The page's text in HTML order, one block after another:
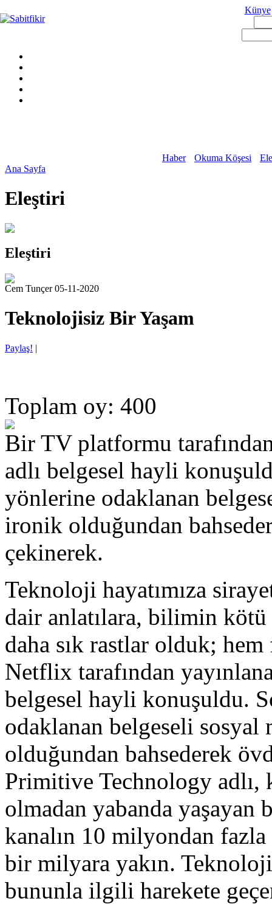
Künye
Haber Okuma Köşesi
Ana Sayfa
Eleştiri
Eleştiri
Cem Tunçer 05-11-2020
Teknolojisiz Bir Yaşam
Paylaş! |
Toplam oy: 400
Bir TV platformu
adlı belgesel hayli
yönlerine odaklanan
ironik olduğundan
çekinerek.
Teknoloji hayatımıza
dair anlatılara, bilimin
daha sık rastlar olduk;
Netflix tarafından
belgesel hayli konuşuldu.
odaklanan belgeseli
olduğundan bahsederek
Primitive Technology adlı,
olmadan yabanda yaşayan
kanalın 10 milyondan
bir milyara yakın.
bununla ilgili harekete